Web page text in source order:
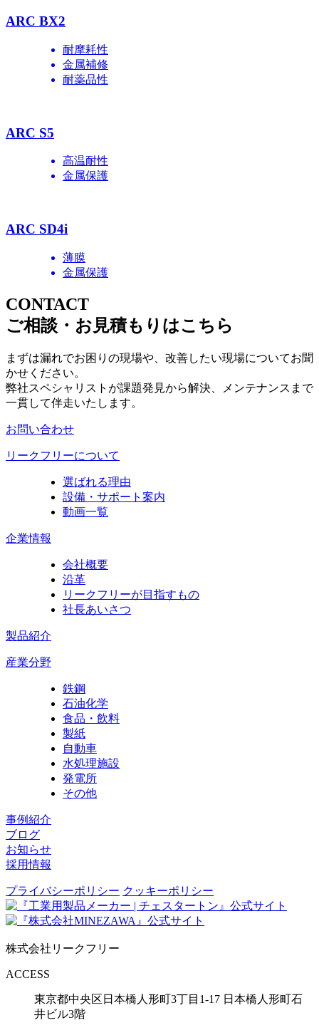
ARC BX2
耐摩耗性
金属補修
耐薬品性
ARC S5
高温耐性
金属保護
ARC SD4i
薄膜
金属保護
CONTACT
ご相談・お見積もりはこちら
まずは漏れでお困りの現場や、改善したい現場についてお聞
かせください。
弊社スペシャリストが課題発見から解決、メンテナンスまで
一貫して伴走いたします。
お問い合わせ
リークフリーについて
選ばれる理由
設備・サポート案内
動画一覧
企業情報
会社概要
沿革
リークフリーが目指すもの
社長あいさつ
製品紹介
産業分野
鉄鋼
石油化学
食品・飲料
製紙
自動車
水処理施設
発電所
その他
事例紹介
ブログ
お知らせ
採用情報
プライバシーポリシー クッキーポリシー
株式会社リークフリー
ACCESS
東京都中央区日本橋人形町3丁目1-17 日本橋人形町石
井ビル3階